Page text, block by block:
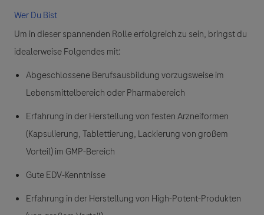
Wer Du Bist
Um in dieser spannenden Rolle erfolgreich zu sein, bringst du
idealerweise Folgendes mit:
Abgeschlossene Berufsausbildung vorzugsweise im
Lebensmittelbereich oder Pharmabereich
Erfahrung in der Herstellung von festen Arzneiformen
(Kapsulierung, Tablettierung, Lackierung von großem
Vorteil) im GMP-Bereich
Gute EDV-Kenntnisse
Erfahrung in der Herstellung von High-Potent-Produkten